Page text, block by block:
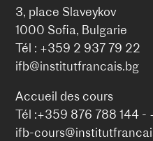
3, place Slaveykov
1000 Sofia, Bulgarie
Tél : +359 2 937 79 22
ifb@institutfrancais.bg
Accueil des cours
Tél :+359 876 788 144 -
ifb-